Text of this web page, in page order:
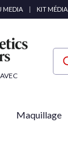
MEDIA | KIT
Maquillage